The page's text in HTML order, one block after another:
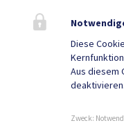
Gesundheit
Diese
Aus diesem
deaktivieren.
Zweck: